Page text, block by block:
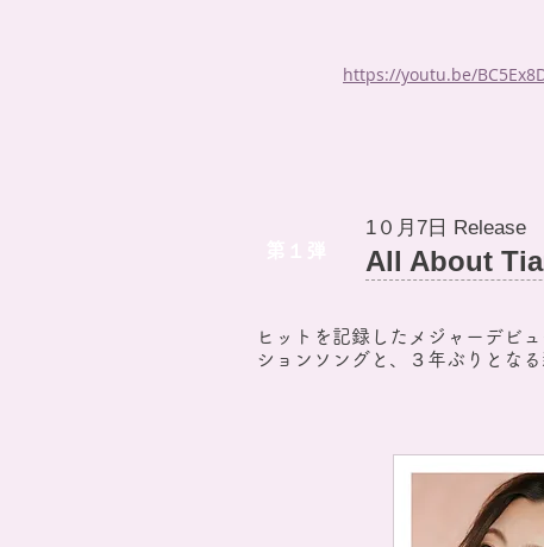
https://youtu.be/
1０月7日 Release
All About
ヒットを記録したメジャーデビ
ションソングと、３年ぶりとな